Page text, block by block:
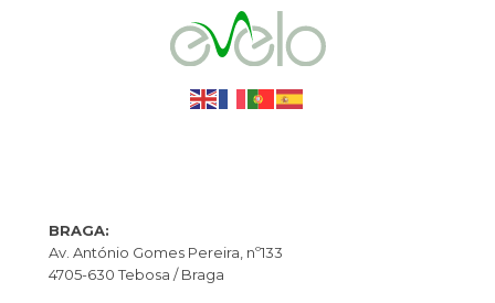
BRAGA:
Av. António Gomes Pereira, nº133
4705-630 Tebosa / Braga